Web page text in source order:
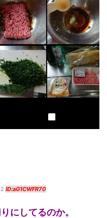
ID:aG1CWFR70
にしてるのか。